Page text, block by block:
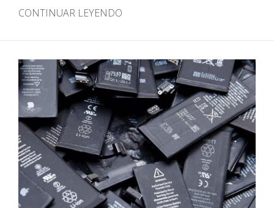
CONTINUAR LEYENDO